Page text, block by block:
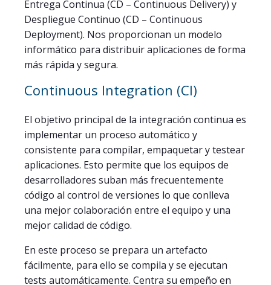
Entrega Continua (CD – Continuous Delivery) y
Despliegue Continuo (CD – Continuous
Deployment). Nos proporcionan un modelo
informático para distribuir aplicaciones de forma
más rápida y segura.
Continuous Integration (CI)
El objetivo principal de la integración continua es
implementar un proceso automático y
consistente para compilar, empaquetar y testear
aplicaciones. Esto permite que los equipos de
desarrolladores suban más frecuentemente
código al control de versiones lo que conlleva
una mejor colaboración entre el equipo y una
mejor calidad de código.
En este proceso se prepara un artefacto
fácilmente, para ello se compila y se ejecutan
tests automáticamente. Centra su empeño en